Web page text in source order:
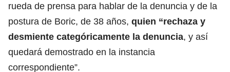
rueda de prensa para hablar de la denuncia y de la
postura de Boric, de 38 años, quien “rechaza y
desmiente categóricamente la denuncia, y así
quedará demostrado en la instancia
correspondiente”.